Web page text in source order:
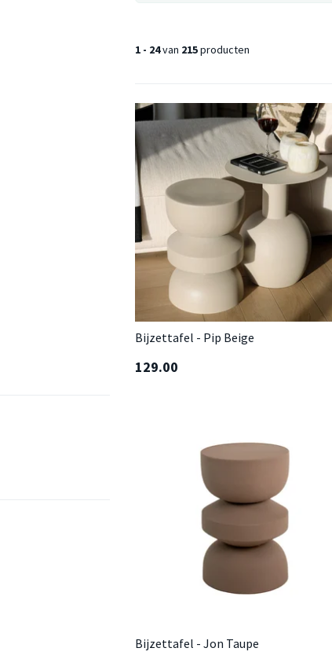
1 - 24van 215producten
Bijzettafel - Pip Beige
129.00
Bijzettafel - Jon Taupe